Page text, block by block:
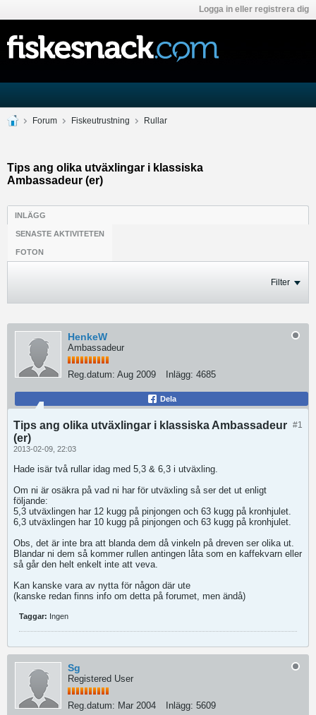
Logga in eller registrera dig
Forum Fiskeutrustning Rullar
Tips ang olika utväxlingar i klassiska
Ambassadeur (er)
INLÄGG
SENASTE AKTIVITETEN
FOTON
Filter
HenkeW
Ambassadeur
Reg.datum: Aug 2009 Inlägg: 4685
Dela
#1
Tips ang olika utväxlingar i klassiska Ambassadeur
(er)
2013-02-09, 22:03
Hade isär två rullar idag med 5,3 & 6,3 i utväxling.
Om ni är osäkra på vad ni har för utväxling så ser det ut enligt
följande:
5,3 utväxlingen har 12 kugg på pinjongen och 63 kugg på kronhjulet.
6,3 utväxlingen har 10 kugg på pinjongen och 63 kugg på kronhjulet.
Obs, det är inte bra att blanda dem då vinkeln på dreven ser olika ut.
Blandar ni dem så kommer rullen antingen låta som en kaffekvarn eller
så går den helt enkelt inte att veva.
Kan kanske vara av nytta för någon där ute
(kanske redan finns info om detta på forumet, men ändå)
Taggar: Ingen
Sg
Registered User
Reg.datum: Mar 2004 Inlägg: 5609